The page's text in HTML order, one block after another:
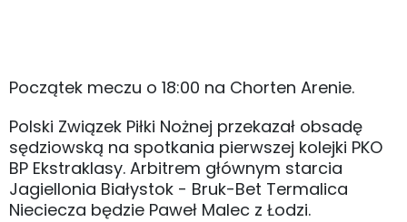
Początek meczu o 18:00 na Chorten Arenie.
Polski Związek Piłki Nożnej przekazał obsadę
sędziowską na spotkania pierwszej kolejki PKO
BP Ekstraklasy. Arbitrem głównym starcia
Jagiellonia Białystok - Bruk-Bet Termalica
Nieciecza będzie Paweł Malec z Łodzi.